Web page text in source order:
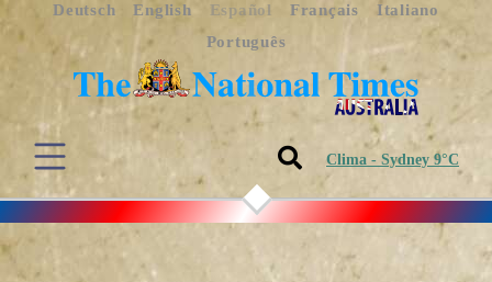
Deutsch English Español Français
Italiano
Português
Clima - Sydney 9°C